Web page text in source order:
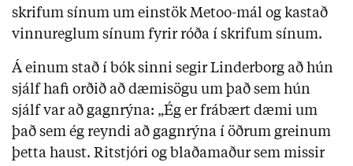
skrifum sínum um einstök Metoo-mál og kastað
vinnureglum sínum fyrir róða í skrifum sínum.
Á einum stað í bók sinni segir Linderborg að hún
sjálf hafi orðið að dæmisögu um það sem hún
sjálf var að gagnrýna: „Ég er frábært dæmi um
það sem ég reyndi að gagnrýna í öðrum greinum
þetta haust. Ritstjóri og blaðamaður sem missir